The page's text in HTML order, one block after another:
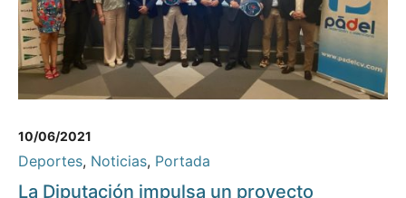
10/06/2021
Deportes, Noticias, Portada
La Diputación impulsa un proyecto